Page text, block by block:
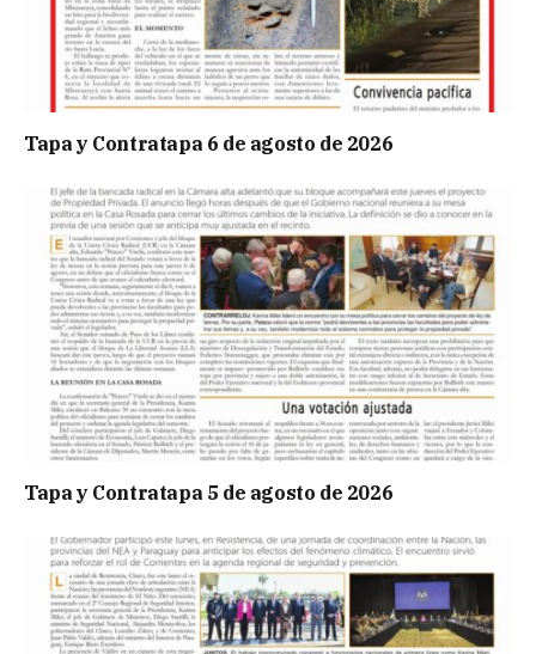
Tapa y Contratapa 6 de agosto de 2026
Tapa y Contratapa 5 de agosto de 2026